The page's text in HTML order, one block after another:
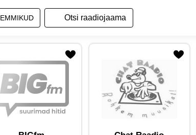
/ peida raadiojaamade nimekirja
Näita raadiojaamu nimekirjana
Näita raadiojaamu ruudustikuna
lemmikute hulkaLisa raadiojaam lemmikute hulka